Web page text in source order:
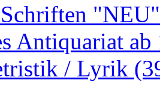
Antiquariat
/ Lyrik